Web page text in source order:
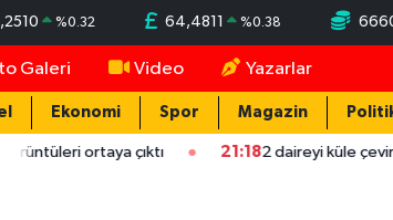
%0.32 64,4811 %0.38
Galeri Video Yazarlar
Ekonomi Spor Magazin
çıktı 21:18 2 daireyi küle çeviren